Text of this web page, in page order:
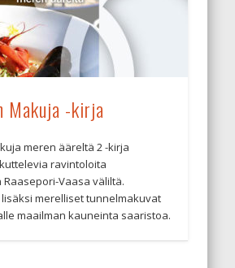
Makuja -kirja
meren ääreltä 2 -kirja
ravintoloita
Vaasa väliltä.
merelliset tunnelmakuvat
maailman kauneinta saaristoa.